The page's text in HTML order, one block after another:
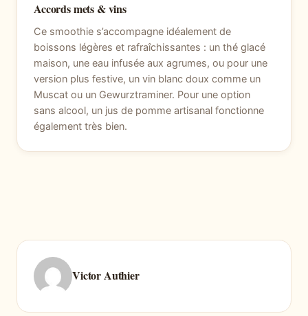
Accords mets & vins
Ce smoothie s’accompagne idéalement de
boissons légères et rafraîchissantes : un thé glacé
maison, une eau infusée aux agrumes, ou pour une
version plus festive, un vin blanc doux comme un
Muscat ou un Gewurztraminer. Pour une option
sans alcool, un jus de pomme artisanal fonctionne
également très bien.
Victor Authier